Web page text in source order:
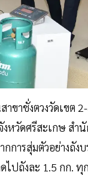
ขาชั่งตวงวัดเขต
งหวัดศรีสะเกษ ส
การสุ่มตัวอย่างถั
ถังละ 1.5 กก. ทุ